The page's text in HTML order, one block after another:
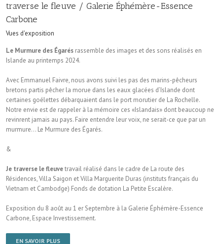
traverse le fleuve / Galerie Éphémère-Essence
Carbone
Vues d'exposition
Le Murmure des Égarés rassemble des images et des sons réalisés en
Islande au printemps 2024.
Avec Emmanuel Faivre, nous avons suivi les pas des marins-pêcheurs
bretons partis pêcher la morue dans les eaux glacées d’Islande dont
certaines goélettes débarquaient dans le port morutier de La Rochelle.
Notre envie est de rappeler à la mémoire ces «Islandais» dont beaucoup ne
revinrent jamais au pays. Faire entendre leur voix, ne serait-ce que par un
murmure… Le Murmure des Égarés.
&
Je traverse le fleuvetravail réalisé dans le cadre de La route des
Résidences, Villa Saigon et Villa Marguerite Duras (instituts français du
Vietnam et Cambodge) Fonds de dotation La Petite Escalère.
Exposition du 8 août au 1 er Septembre à la Galerie Éphémère-Essence
Carbone, Espace Investissement.
EN SAVOIR PLUS